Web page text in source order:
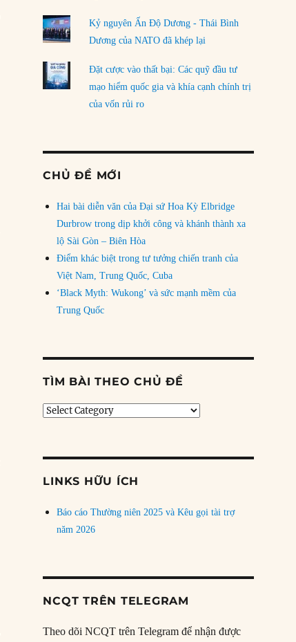
Kỷ nguyên Ấn Độ Dương - Thái Bình
Dương của NATO đã khép lại
Đặt cược vào thất bại: Các quỹ đầu tư
mạo hiểm quốc gia và khía cạnh chính trị
của vốn rủi ro
CHỦ ĐỀ MỚI
Hai bài diễn văn của Đại sứ Hoa Kỳ Elbridge
Durbrow trong dịp khởi công và khánh thành xa
lộ Sài Gòn – Biên Hòa
Điểm khác biệt trong tư tưởng chiến tranh của
Việt Nam, Trung Quốc, Cuba
‘Black Myth: Wukong’ và sức mạnh mềm của
Trung Quốc
TÌM BÀI THEO CHỦ ĐỀ
Tìm
LINKS HỮU ÍCH
Báo cáo Thường niên 2025 và Kêu gọi tài trợ
năm 2026
NCQT TRÊN TELEGRAM
Theo dõi NCQT trên Telegram để nhận được